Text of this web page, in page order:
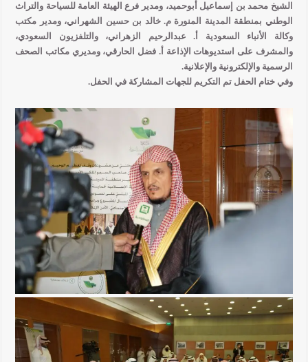
الشيخ محمد بن إسماعيل أبوحميد، ومدير فرع الهيئة العامة للسياحة والتراث
الوطني بمنطقة المدينة المنورة م. خالد بن حسين الشهراني، ومدير مكتب
وكالة الأنباء السعودية أ. عبدالرحيم الزهراني، والتلفزيون السعودي،
والمشرف على استديوهات الإذاعة أ. فضل الحارقي، ومديري مكاتب الصحف
الرسمية والإلكترونية والإعلانية.
وفي ختام الحفل تم التكريم للجهات المشاركة في الحفل.